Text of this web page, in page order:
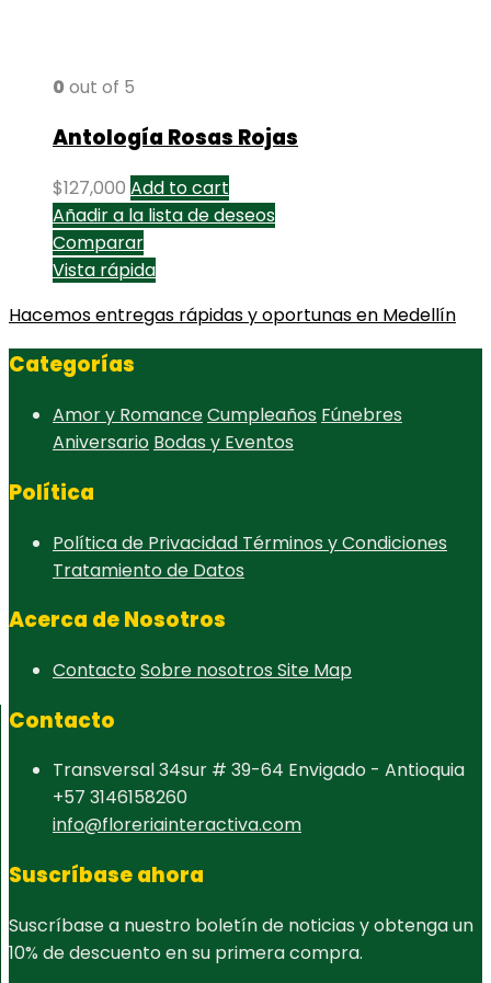
0 out of 5
Antología Rosas Rojas
$127,000 Add to cart
Añadir a la lista de deseos
Comparar
Vista rápida
Hacemos entregas rápidas y oportunas en Medellín
Categorías
Amor y RomanceCumpleaños Fúnebres
Aniversario Bodas y Eventos
Política
Política de Privacidad Términos y Condiciones
Tratamiento de Datos
Acerca de Nosotros
ContactoSobre nosotros Site Map
Contacto
Transversal 34sur # 39-64 Envigado - Antioquia
+57 3146158260
info@floreriainteractiva.com
Suscríbase ahora
Suscríbase a nuestro boletín de noticias y obtenga un
10% de descuento en su primera compra.